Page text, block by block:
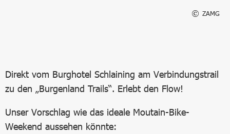
ZAMG
Direkt vom Burghotel Schlaining am Verbindungstrail
zu den „Burgenland Trails“. Erlebt den Flow!
Unser Vorschlag wie das ideale Moutain-Bike-
Weekend aussehen könnte: